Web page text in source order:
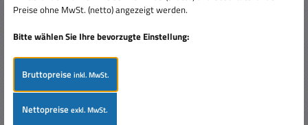
Preise ohne MwSt. (netto) angezeigt werden.
Bitte wählen Sie Ihre bevorzugte Einstellung:
Bruttopreiseinkl. MwSt.
Nettopreiseexkl. MwSt.